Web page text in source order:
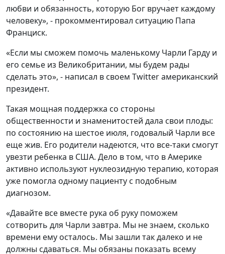
любви и обязанность, которую Бог вручает каждому
человеку», - прокомментировал ситуацию Папа
Франциск.
«Если мы сможем помочь маленькому Чарли Гарду и
его семье из Великобритании, мы будем рады
сделать это», - написал в своем Twitter американский
президент.
Такая мощная поддержка со стороны
общественности и знаменитостей дала свои плоды:
по состоянию на шестое июля, годовалый Чарли все
еще жив. Его родители надеются, что все-таки смогут
увезти ребенка в США. Дело в том, что в Америке
активно используют нуклеозидную терапию, которая
уже помогла одному пациенту с подобным
диагнозом.
«Давайте все вместе рука об руку поможем
сотворить для Чарли завтра. Мы не знаем, сколько
времени ему осталось. Мы зашли так далеко и не
должны сдаваться. Мы обязаны показать всему